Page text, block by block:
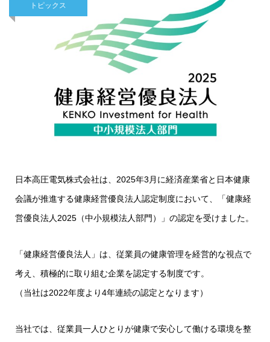
トピックス
日本高圧電気株式会社は、2025年3月に経済産業省と日本健康
会議が推進する健康経営優良法人認定制度において、「健康経
営優良法人2025（中小規模法人部門）」の認定を受けました。
「健康経営優良法人」は、従業員の健康管理を経営的な視点で
考え、積極的に取り組む企業を認定する制度です。
（当社は2022年度より4年連続の認定となります）
当社では、従業員一人ひとりが健康で安心して働ける環境を整